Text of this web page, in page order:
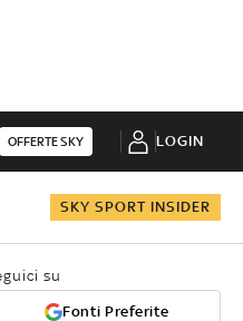
OFFERTE SKY LOGIN
SKY SPORT INSIDER
su
Fonti Preferite